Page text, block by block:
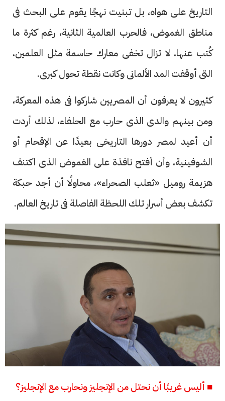
التاريخ على هواه، بل تبنيت نهجًا يقوم على البحث فى
مناطق الغموض، فالحرب العالمية الثانية، رغم كثرة ما
كُتب عنها، لا تزال تخفى معارك حاسمة مثل العلمين،
التى أوقفت المد الألمانى وكانت نقطة تحول كبرى.
كثيرون لا يعرفون أن المصريين شاركوا فى هذه المعركة،
ومن بينهم والدى الذى حارب مع الحلفاء، لذلك أردت
أن أعيد لمصر دورها التاريخى بعيدًا عن الإقحام أو
الشوفينية، وأن أفتح نافذة على الغموض الذى اكتنف
هزيمة روميل «ثعلب الصحراء»، محاولًا أن أجد حبكة
تكشف بعض أسرار تلك اللحظة الفاصلة فى تاريخ العالم.
■ أليس غريبًا أن نحتل من الإنجليز ونحارب مع الإنجليز؟